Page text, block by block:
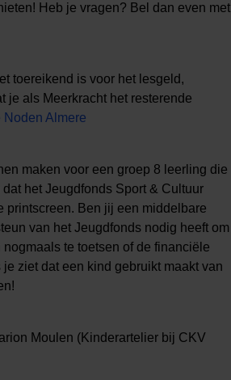
Heb je vragen? Bel dan even met
toereikend is voor het lesgeld,
je als Meerkracht het resterende
Noden Almere
maken voor een groep 8 leerling die
het Jeugdfonds Sport & Cultuur
printscreen. Ben jij een middelbare
van het Jeugdfonds nodig heeft om
te toetsen of de financiële
ziet dat een kind gebruikt maakt van
Moulen (Kinderartelier bij CKV